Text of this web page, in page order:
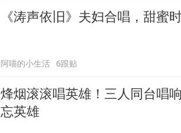
《涛声依旧》夫妇合唱，甜蜜
阿喵的小生活 6跟贴
烽烟滚滚唱英雄！三人同台唱
忘英雄